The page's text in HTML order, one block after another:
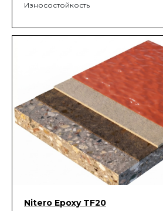
Износостойкость
Nitero Epoxy TF20